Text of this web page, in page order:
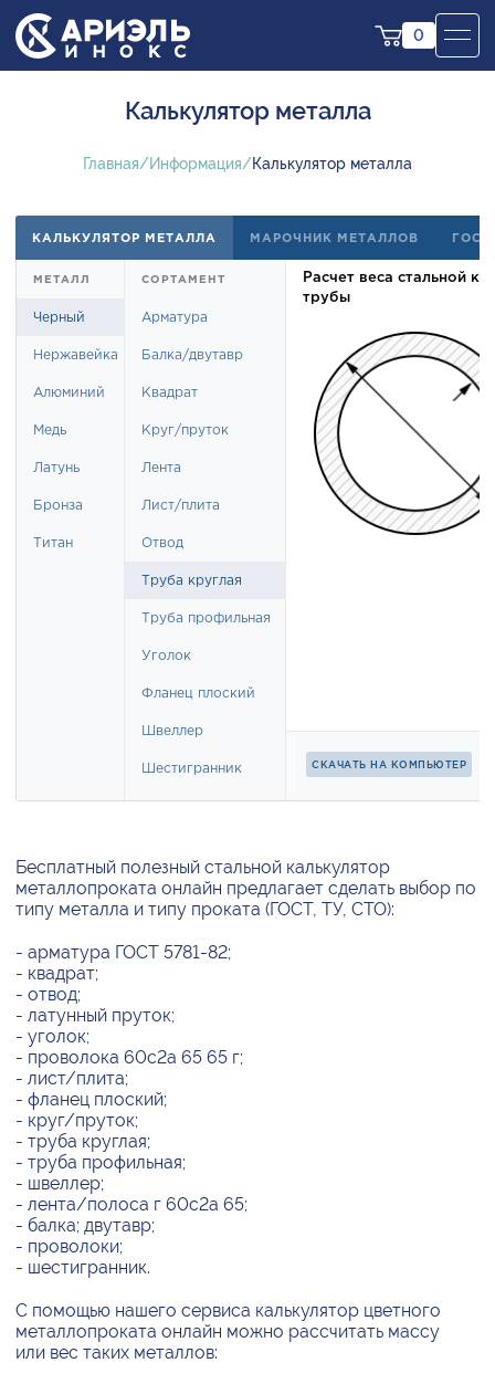
0
Калькулятор металла
Главная Информация Калькулятор металла
Бесплатный полезный стальной калькулятор
металлопроката онлайн предлагает сделать выбор по
типу металла и типу проката (ГОСТ, ТУ, СТО):
- арматура ГОСТ 5781-82;
- квадрат;
- отвод;
- латунный пруток;
- уголок;
- проволока 60с2а 65 65 г;
- лист/плита;
- фланец плоский;
- круг/пруток;
- труба круглая;
- труба профильная;
- швеллер;
- лента/полоса г 60с2а 65;
- балка; двутавр;
- проволоки;
- шестигранник.
С помощью нашего сервиса калькулятор цветного
металлопроката онлайн можно рассчитать массу
или вес таких металлов: